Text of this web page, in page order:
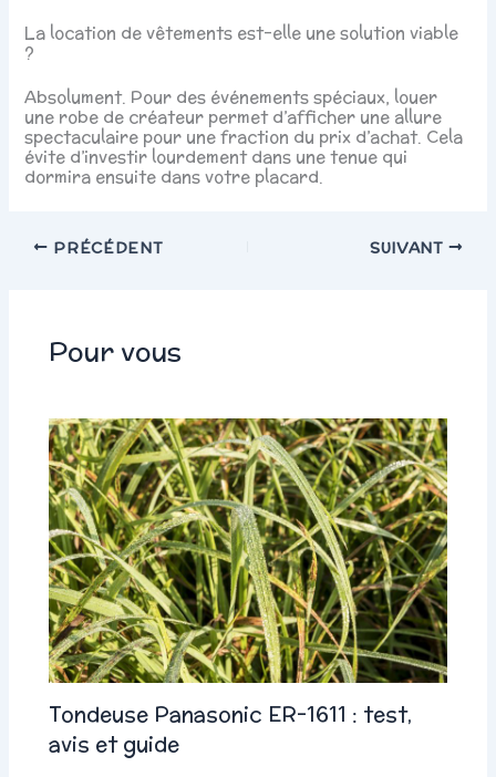
La location de vêtements est-elle une solution viable
?
Absolument. Pour des événements spéciaux, louer
une robe de créateur permet d’afficher une allure
spectaculaire pour une fraction du prix d’achat. Cela
évite d’investir lourdement dans une tenue qui
dormira ensuite dans votre placard.
PRÉCÉDENT SUIVANT
Pour vous
Tondeuse Panasonic ER-1611 : test,
avis et guide